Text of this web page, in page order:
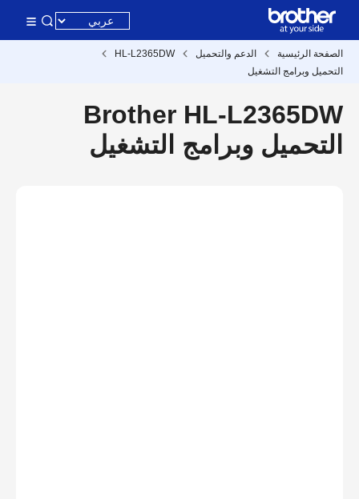
الصفحة الرئيسية الدعم والتحميل
HL-L2365DW
التحميل وبرامج التشغيل
Brother HL-L2365DW
التحميل وبرامج التشغيل